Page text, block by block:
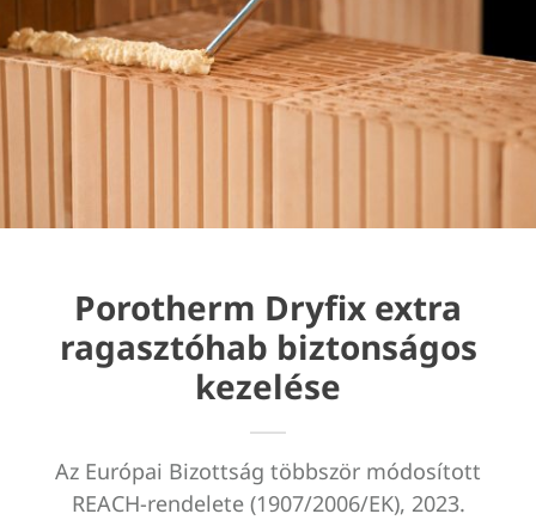
Porotherm Dryfix extra
ragasztóhab biztonságos
kezelése
Az Európai Bizottság többször módosított
REACH-rendelete (1907/2006/EK), 2023.